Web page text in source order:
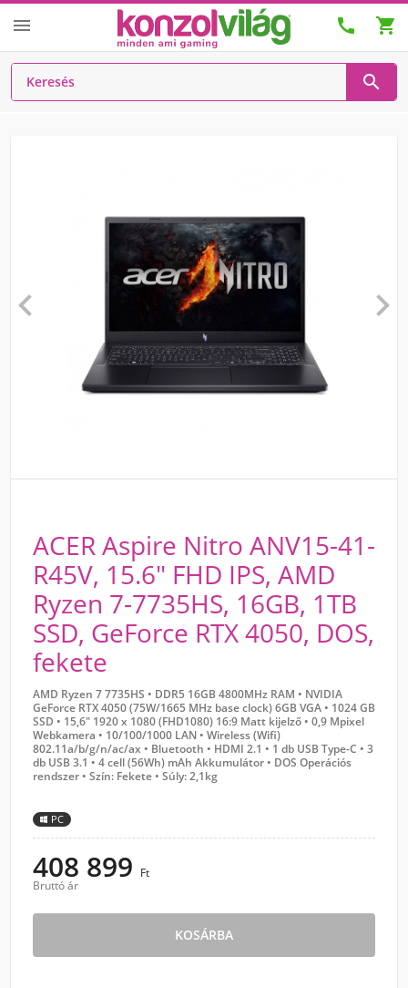
  

 
ACER Aspire Nitro ANV15-41-
R45V, 15.6" FHD IPS, AMD
Ryzen 7-7735HS, 16GB, 1TB
SSD, GeForce RTX 4050, DOS,
fekete
AMD Ryzen 7 7735HS • DDR5 16GB 4800MHz RAM • NVIDIA
GeForce RTX 4050 (75W/1665 MHz base clock) 6GB VGA • 1024 GB
SSD • 15,6" 1920 x 1080 (FHD1080) 16:9 Matt kijelző • 0,9 Mpixel
Webkamera • 10/100/1000 LAN • Wireless (Wifi)
802.11a/b/g/n/ac/ax • Bluetooth • HDMI 2.1 • 1 db USB Type-C • 3
db USB 3.1 • 4 cell (56Wh) mAh Akkumulátor • DOS Operációs
rendszer • Szín: Fekete • Súly: 2,1kg
PC
408 899 Ft
Bruttó ár
KOSÁRBA